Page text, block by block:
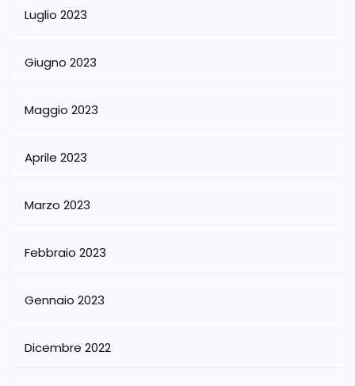
Luglio 2023
Giugno 2023
Maggio 2023
Aprile 2023
Marzo 2023
Febbraio 2023
Gennaio 2023
Dicembre 2022